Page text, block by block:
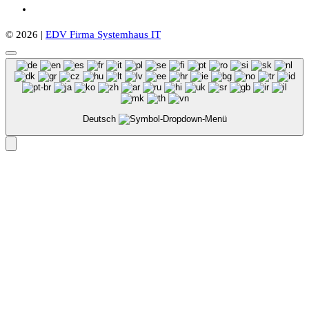
© 2026 | EDV Firma Systemhaus IT
Deutsch